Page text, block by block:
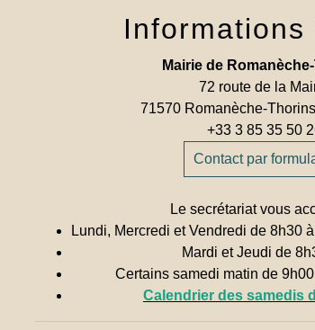
Informations
Mairie de
72 route de la
71570 Romanèche-
+33 3 85 35 50
Contact par
Le secrétariat vous
Lundi, Mercredi et Vendredi de 8h30
Mardi et Jeudi de
Certains samedi matin de
Calendrier des samedis